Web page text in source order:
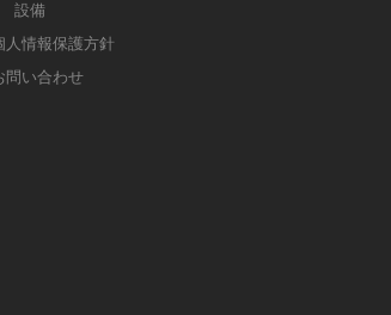
設備
人情報保護方針
問い合わせ